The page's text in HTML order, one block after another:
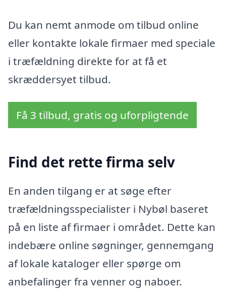
Du kan nemt anmode om tilbud online
eller kontakte lokale firmaer med speciale
i træfældning direkte for at få et
skræddersyet tilbud.
Få 3 tilbud, gratis og uforpligtende
Find det rette firma selv
En anden tilgang er at søge efter
træfældningsspecialister i Nybøl baseret
på en liste af firmaer i området. Dette kan
indebære online søgninger, gennemgang
af lokale kataloger eller spørge om
anbefalinger fra venner og naboer.